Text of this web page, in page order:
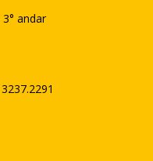
andar